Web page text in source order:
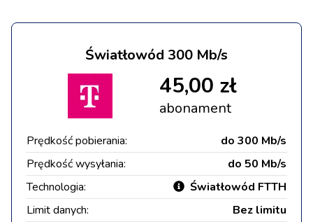
Światłowód 300 Mb/s
45,00 zł
abonament
Prędkość pobierania:
do 300 Mb/s
Prędkość wysyłania:
do 50 Mb/s
Technologia:
Światłowód FTTH
Limit danych:
Bez limitu